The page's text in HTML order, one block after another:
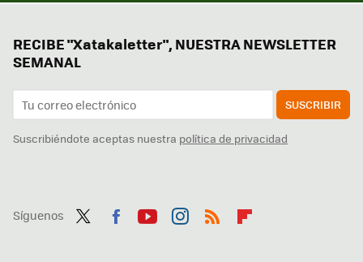
RECIBE "Xatakaletter", NUESTRA NEWSLETTER
SEMANAL
SUSCRIBIR
Suscribiéndote aceptas nuestra política de privacidad
Síguenos